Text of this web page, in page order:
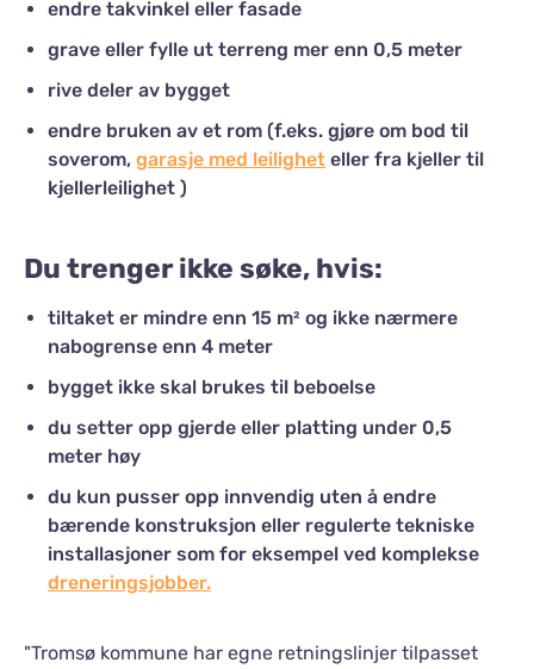
endre takvinkel eller fasade
grave eller fylle ut terreng mer enn 0,5 meter
rive deler av bygget
endre bruken av et rom (f.eks. gjøre om bod til
soverom, garasje med leilighet eller fra kjeller til
kjellerleilighet )
Du trengerikke søke, hvis:
tiltaket er mindre enn 15 m² og ikke nærmere
nabogrense enn 4 meter
bygget ikke skal brukes til beboelse
du setter opp gjerde eller platting under 0,5
meter høy
du kun pusser opp innvendig uten å endre
bærende konstruksjon eller regulerte tekniske
installasjoner som for eksempel ved komplekse
dreneringsjobber.
"Tromsø kommune har egne retningslinjer tilpasset